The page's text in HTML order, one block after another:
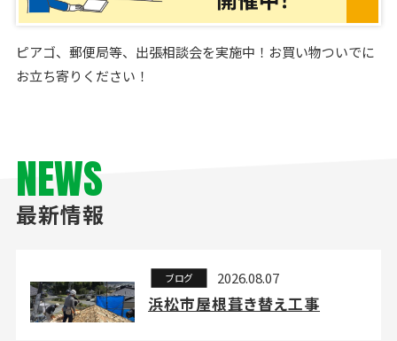
ピアゴ、郵便局等、出張相談会を実施中！お買い物ついでに
お立ち寄りください！
NEWS
最新情報
ブログ 2026.08.07
浜松市屋根葺き替え工事